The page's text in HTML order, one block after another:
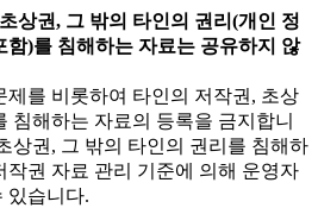
상권, 그 밖의 타인의 권리(개인 정
함)를 침해하는 자료는 공유하지 않
제를 비롯하여 타인의 저작권, 초상
침해하는 자료의 등록을 금지합니
상권, 그 밖의 타인의 권리를 침해하
작권 자료 관리 기준에 의해 운영자
있습니다.